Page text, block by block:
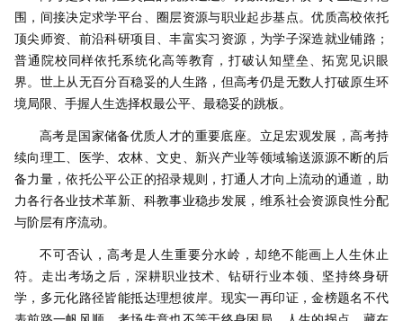
围，间接决定求学平台、圈层资源与职业起步基点。优质高校依托
顶尖师资、前沿科研项目、丰富实习资源，为学子深造就业铺路；
普通院校同样依托系统化高等教育，打破认知壁垒、拓宽见识眼
界。世上从无百分百稳妥的人生路，但高考仍是无数人打破原生环
境局限、手握人生选择权最公平、最稳妥的跳板。
高考是国家储备优质人才的重要底座。立足宏观发展，高考持
续向理工、医学、农林、文史、新兴产业等领域输送源源不断的后
备力量，依托公平公正的招录规则，打通人才向上流动的通道，助
力各行各业技术革新、科教事业稳步发展，维系社会资源良性分配
与阶层有序流动。
不可否认，高考是人生重要分水岭，却绝不能画上人生休止
符。走出考场之后，深耕职业技术、钻研行业本领、坚持终身研
学，多元化路径皆能抵达理想彼岸。现实一再印证，金榜题名不代